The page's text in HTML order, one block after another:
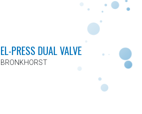
EL-PRESS DUAL VALVE
BRONKHORST